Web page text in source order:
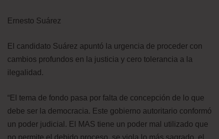
Ernesto Suárez
El candidato Suárez apuntó la urgencia de proceder con
cambios profundos en la justicia y cero tolerancia a la
ilegalidad.
“El tema de fondo pasa por falta de concepción de lo que
debe ser la democracia. Este gobierno autoritario conformó
un poder judicial. El MAS tiene un poder mal utilizado que
no permite el debido proceso, se viola lo más sagrado, el